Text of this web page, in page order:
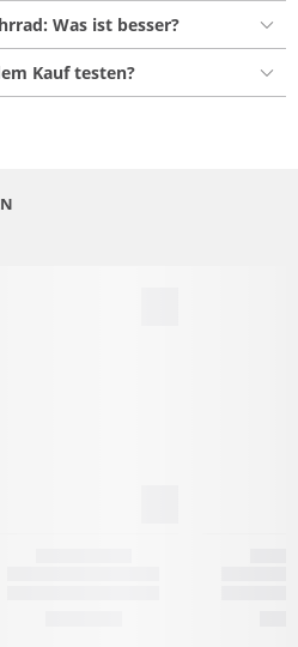
Was ist besser?
Kauf testen?